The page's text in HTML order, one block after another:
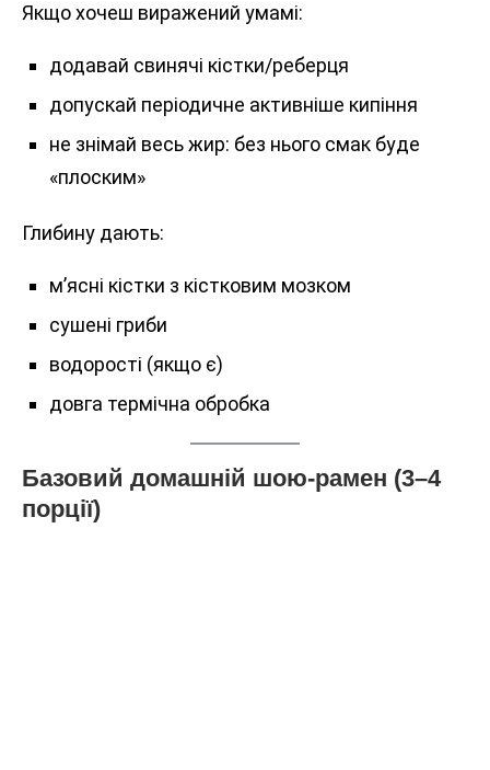
Якщо хочеш виражений умамі:
додавай свинячі кістки/реберця
допускай періодичне активніше кипіння
не знімай весь жир: без нього смак буде
«плоским»
Глибину дають:
м’ясні кістки з кістковим мозком
сушені гриби
водорості (якщо є)
довга термічна обробка
Базовий домашній шою-рамен (3–4
порції)